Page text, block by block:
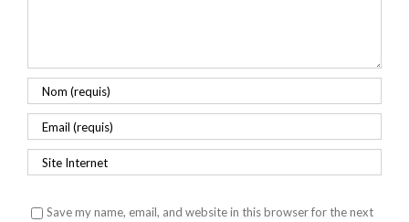
Save my name, email, and website in this browser for the next